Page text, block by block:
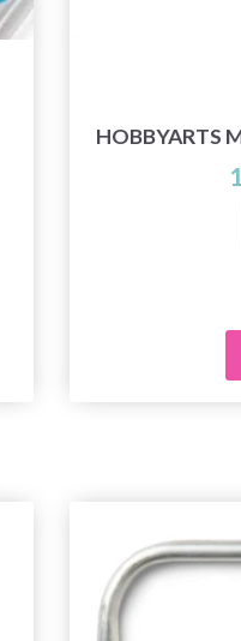
HOBBYARTS